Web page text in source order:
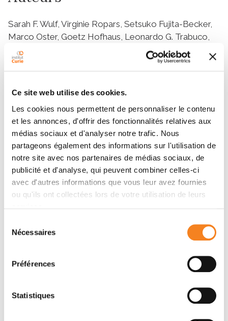
Ce site web utilise des cookies.
Les cookies nous permettent de personnaliser le contenu
et les annonces, d'offrir des fonctionnalités relatives aux
médias sociaux et d'analyser notre trafic. Nous
partageons également des informations sur l'utilisation de
notre site avec nos partenaires de médias sociaux, de
publicité et d'analyse, qui peuvent combiner celles-ci
avec d'autres informations que vous leur avez fournies
ou qu'ils ont collectées lors de votre utilisation de leurs
Nécessaires
Préférences
Statistiques
Sarah F. Wulf, Virginie Ropars, Setsuko Fujita-Becker,
Marco Oster, Goetz Hofhaus, Leonardo G. Trabuco,
Olena Pylypenko, H. Lee Sweeney, Anne M.
Houdusse, Rasmus R. Schröder
Résumé
Significance
The force-generating state of myosin bound to actin
is a key state in the chemomechanical cycle of this
motor, but the structural details of the force-
generating state are unknown. CryoEM structures of
myosin V bound to actin with and without nucleotide
most importantly, of the β-sheet that controls the
specific structural features explain how myosin can
bind strongly to both actin and MgADP, allowing force
fundamental insights into how myosin works. It also